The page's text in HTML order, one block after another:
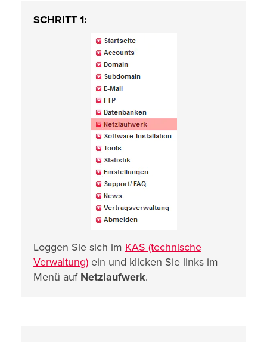
SCHRITT 1:
Loggen Sie sich im KAS (technische
Verwaltung) ein und klicken Sie links im
Menü auf Netzlaufwerk.